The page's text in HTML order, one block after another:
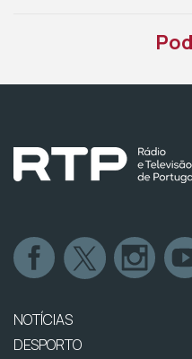
NOTÍCIAS
DESPORTO